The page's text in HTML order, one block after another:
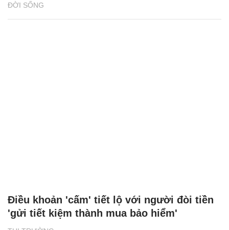
ĐỜI SỐNG
Điều khoản 'cấm' tiết lộ với người đòi tiền
'gửi tiết kiệm thành mua bảo hiểm'